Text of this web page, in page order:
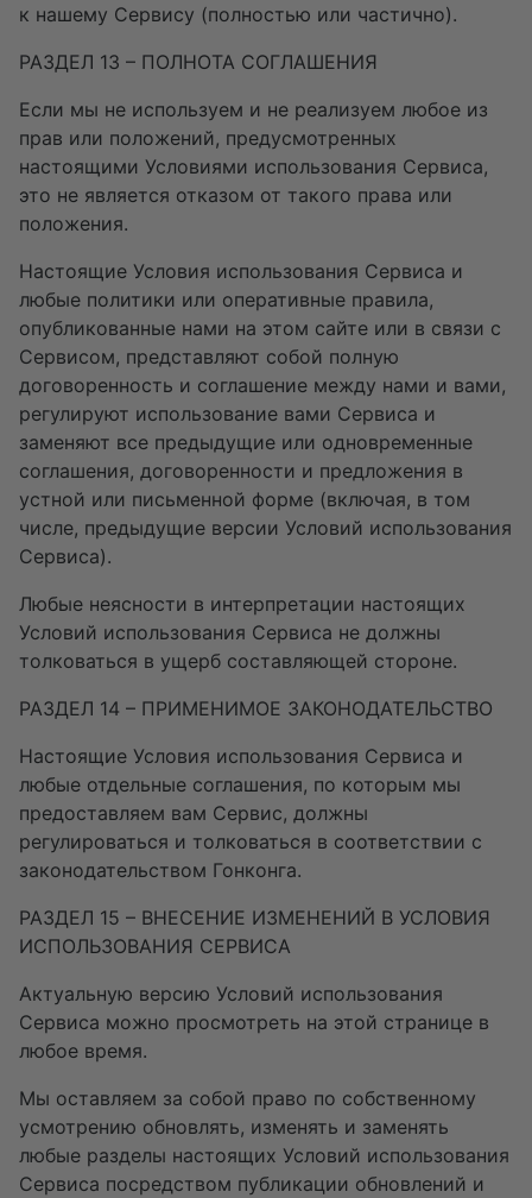
к нашему Сервису (полностью или частично).
РАЗДЕЛ 13 – ПОЛНОТА СОГЛАШЕНИЯ
Если мы не используем и не реализуем любое из
прав или положений, предусмотренных
настоящими Условиями использования Сервиса,
это не является отказом от такого права или
положения.
Настоящие Условия использования Сервиса и
любые политики или оперативные правила,
опубликованные нами на этом сайте или в связи с
Сервисом, представляют собой полную
договоренность и соглашение между нами и вами,
регулируют использование вами Сервиса и
заменяют все предыдущие или одновременные
соглашения, договоренности и предложения в
устной или письменной форме (включая, в том
числе, предыдущие версии Условий использования
Сервиса).
Любые неясности в интерпретации настоящих
Условий использования Сервиса не должны
толковаться в ущерб составляющей стороне.
РАЗДЕЛ 14 – ПРИМЕНИМОЕ ЗАКОНОДАТЕЛЬСТВО
Настоящие Условия использования Сервиса и
любые отдельные соглашения, по которым мы
предоставляем вам Сервис, должны
регулироваться и толковаться в соответствии с
законодательством Гонконга.
РАЗДЕЛ 15 – ВНЕСЕНИЕ ИЗМЕНЕНИЙ В УСЛОВИЯ
ИСПОЛЬЗОВАНИЯ СЕРВИСА
Актуальную версию Условий использования
Сервиса можно просмотреть на этой странице в
любое время.
Мы оставляем за собой право по собственному
усмотрению обновлять, изменять и заменять
любые разделы настоящих Условий использования
Сервиса посредством публикации обновлений и